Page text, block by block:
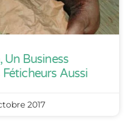
Un Business
Aussi
2017